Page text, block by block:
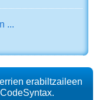
erabiltzaileen